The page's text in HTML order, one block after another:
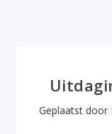
Geplaatst door